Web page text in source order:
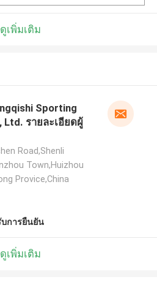
ดูเพิ่มเติม
Sporting
Ltd. รายละเอียดผู้
Road,Shenli
Town,Huizhou
Provice,China
บการยืนยัน
ดูเพิ่มเติม